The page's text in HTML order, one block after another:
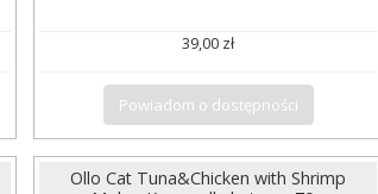
39,00 zł
Powiadom o dostępności
Ollo Cat Tuna&Chicken with Shrimp